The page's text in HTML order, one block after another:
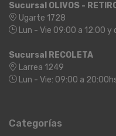
Sucursal OLIVOS -
Ugarte 1728
Lun - Vie 09:00 a 12:00 y
Sucursal RECOLETA
Larrea 1249
Lun - Vie: 09:00 a
Categorías